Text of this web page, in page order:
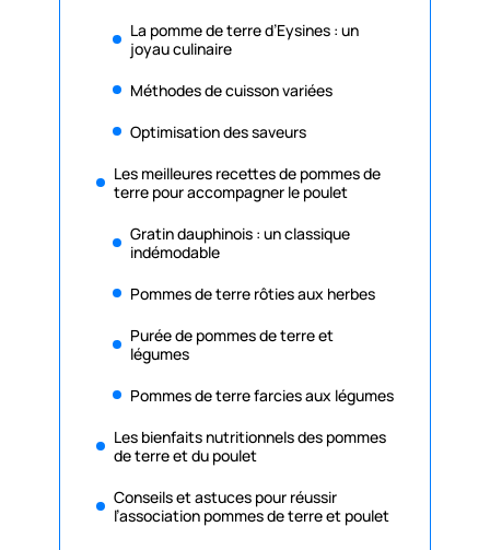
La pomme de terre d’Eysines : un
joyau culinaire
Méthodes de cuisson variées
Optimisation des saveurs
Les meilleures recettes de pommes de
terre pour accompagner le poulet
Gratin dauphinois : un classique
indémodable
Pommes de terre rôties aux herbes
Purée de pommes de terre et
légumes
Pommes de terre farcies aux légumes
Les bienfaits nutritionnels des pommes
de terre et du poulet
Conseils et astuces pour réussir
l’association pommes de terre et poulet